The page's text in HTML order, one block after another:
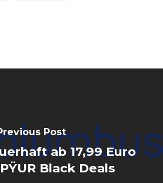
Post
ab 17,99 Euro
Black Deals